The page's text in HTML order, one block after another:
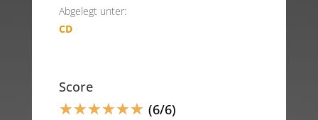
Abgelegt unter:
CD
Score
☆☆☆☆☆☆ (6/6)